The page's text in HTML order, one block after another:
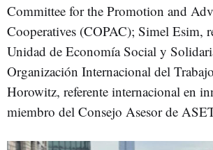
Committee for the Promotion and
Cooperatives (COPAC); Simel Esim,
Unidad de Economía Social y
Organización Internacional del
Horowitz, referente internacional en
miembro del Consejo Asesor de